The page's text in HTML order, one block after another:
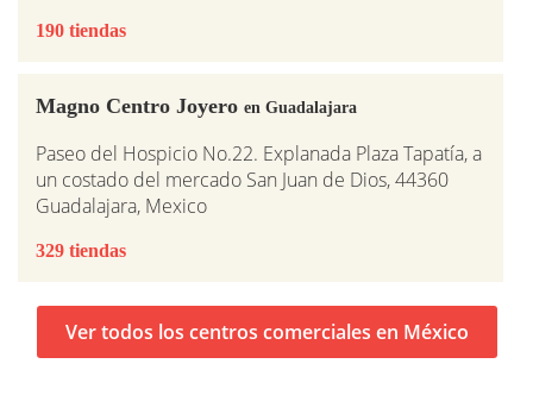
190 tiendas
Magno Centro Joyero en Guadalajara
Paseo del Hospicio No.22. Explanada Plaza Tapatía, a
un costado del mercado San Juan de Dios, 44360
Guadalajara, Mexico
329 tiendas
Ver todos los centros comerciales en México